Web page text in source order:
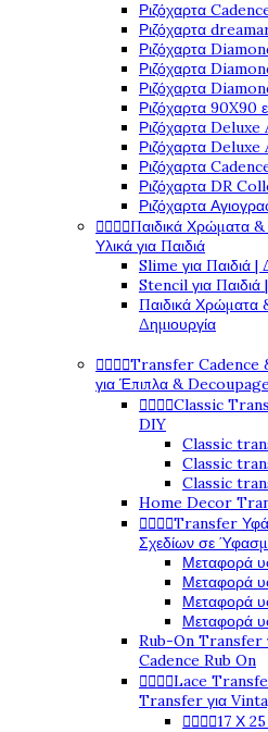
Ριζόχαρτα
Ριζόχαρτα
Ριζόχαρτα
Ριζόχαρτα
Ριζόχαρτα
Ριζόχαρτα 90X90
Ριζόχαρτα
Ριζόχαρτα
Ριζόχαρτα
Ριζόχαρτα DR
Ριζόχαρτα
Παιδικά Χρώματα
Υλικά για Παιδιά
Slime για Παιδιά
Stencil για Παιδιά
Παιδικά Χρώματα
Δημιουργία
Transfer Cadence
για Έπιπλα &
Classic
DIY
Classic
Classic
Classic
Home Decor
Transfer
Σχεδίων σε
Μεταφορά
Μεταφορά
Μεταφορά
Μεταφορά
Rub-On Transfer
Cadence Rub On
Lace
Transfer για
17 Χ